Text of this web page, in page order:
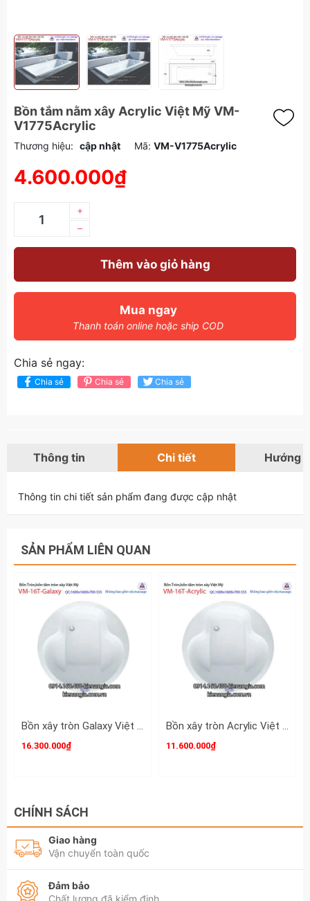
Bồn tắm nằm xây Acrylic Việt Mỹ VM-
V1775Acrylic
Thương hiệu: cập nhật Mã: VM-V1775Acrylic
4.600.000₫
–
+
Thêm vào giỏ hàng
Mua ngay
Thanh toán online hoặc ship COD
Chia sẻ ngay:
Chia sẻ Chia sẻ Chia sẻ
Thông tin Chi tiết Hướng
Thông tin chi tiết sản phẩm đang được cập nhật
SẢN PHẨM LIÊN QUAN
Bồn xây tròn Galaxy Việt Mỹ VM-16T-Galaxy
16.300.000₫
Bồn xây tròn Acrylic Việt Mỹ VM-16T-Acrylic
11.600.000₫
CHÍNH SÁCH
Giao hàng
Vận chuyển toàn quốc
Đảm bảo
Chất lượng đã kiểm định